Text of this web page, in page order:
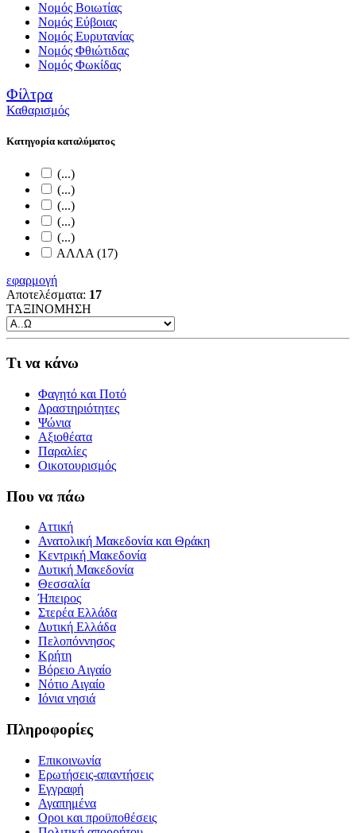
Νομός Βοιωτίας
Νομός Εύβοιας
Νομός Ευρυτανίας
Νομός Φθιώτιδας
Νομός Φωκίδας
Φίλτρα
Καθαρισμός
Κατηγορία καταλύματος
(...)
(...)
(...)
(...)
(...)
ΑΛΛΑ (17)
εφαρμογή
Αποτελέσματα: 17
ΤΑΞΙΝΟΜΗΣΗ
Τι να κάνω
Φαγητό και Ποτό
Δραστηριότητες
Ψώνια
Αξιοθέατα
Παραλίες
Οικοτουρισμός
Που να πάω
Αττική
Ανατολική Μακεδονία και Θράκη
Κεντρική Μακεδονία
Δυτική Μακεδονία
Θεσσαλία
Ήπειρος
Στερέα Ελλάδα
Δυτική Ελλάδα
Πελοπόννησος
Κρήτη
Βόρειο Αιγαίο
Νότιο Αιγαίο
Ιόνια νησιά
Πληροφορίες
Επικοινωνία
Ερωτήσεις-απαντήσεις
Εγγραφή
Αγαπημένα
Οροι και προϋποθέσεις